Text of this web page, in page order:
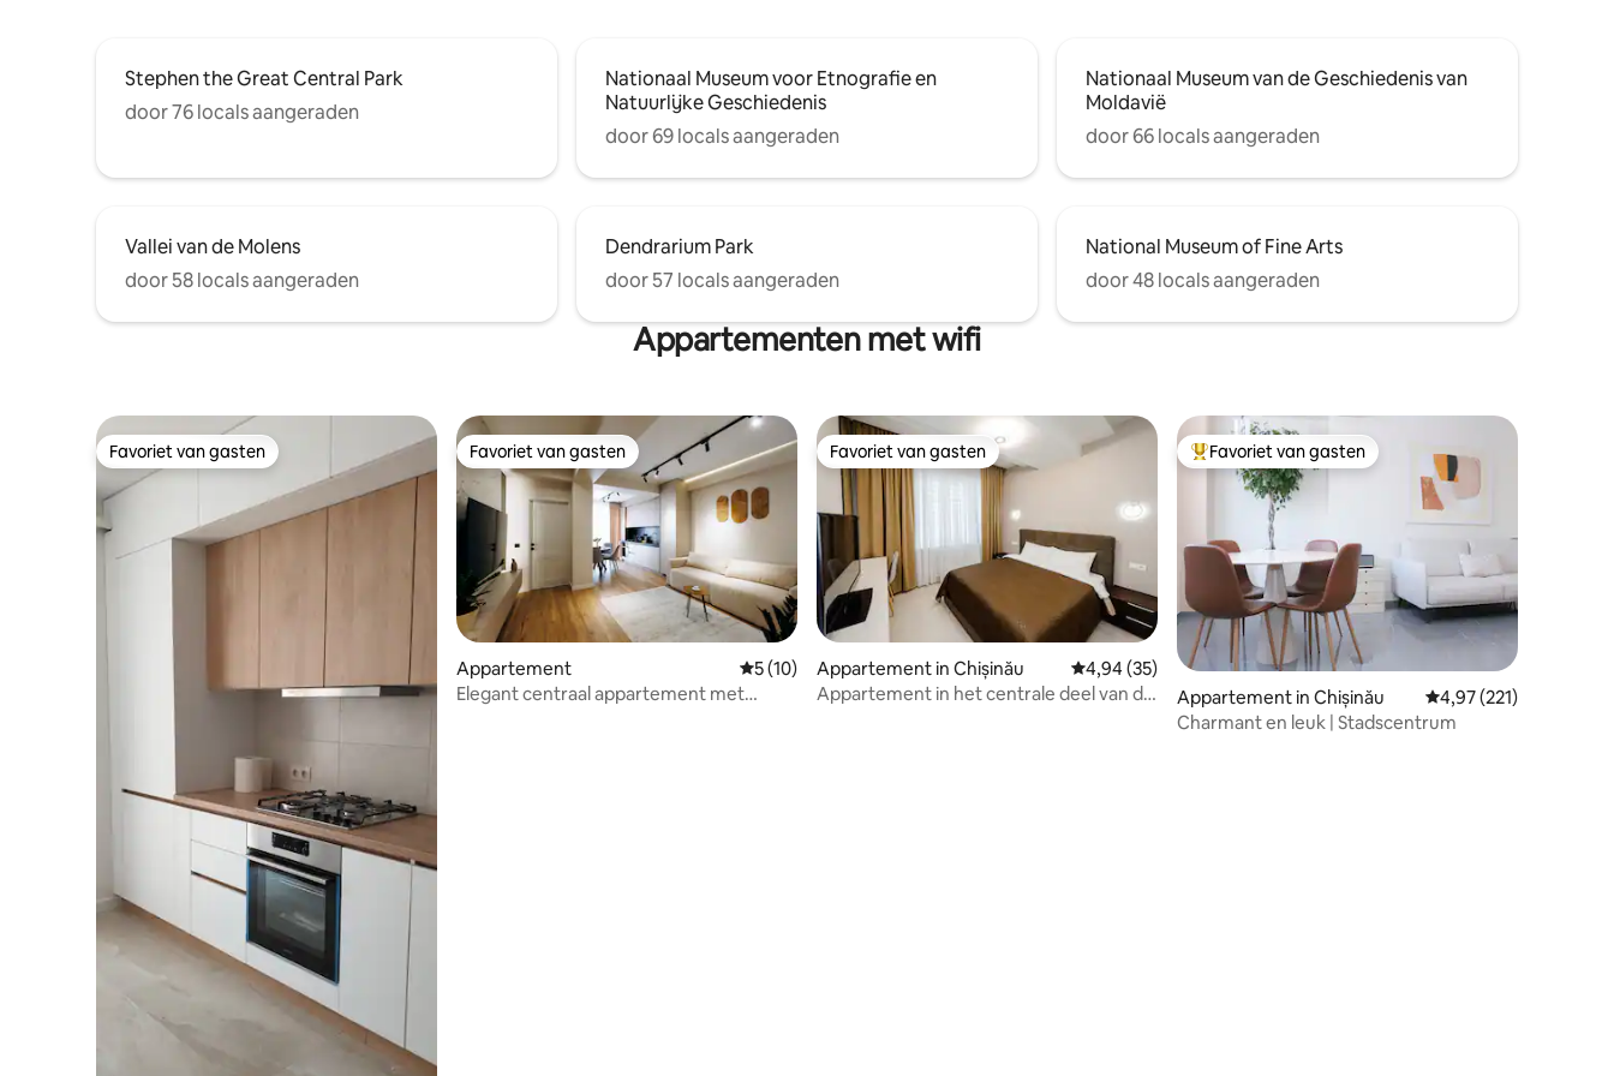
Stephen the Great Central Park
door 76 locals aangeraden
Nationaal Museum voor Etnografie en
Natuurlijke Geschiedenis
door 69 locals aangeraden
Nationaal Museum van de Geschiedenis van
Moldavië
door 66 locals aangeraden
Vallei van de Molens
door 58 locals aangeraden
Dendrarium Park
door 57 locals aangeraden
National Museum of Fine Arts
door 48 locals aangeraden
Appartementen met wifi
Favoriet van gasten
Favoriet van gasten Favoriet van gasten
Favoriet van gasten
Appartement Gemiddelde beoordeling van 5 uit 5, 10 recensies
5 (10)
Elegant centraal appartement met
Favoriet van gasten
Favoriet van gasten
Appartement in Chișinău Gemiddelde beoordeling van 4,94 uit 5, 35 recensies
4,94 (35)
Appartement in het centrale deel van de
Topfavoriet van gasten
Favoriet van gasten
Appartement in Chișinău Gemiddelde
4,97 (221)
Charmant en leuk | Stadscentrum